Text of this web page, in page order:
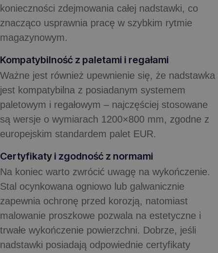
konieczności zdejmowania całej nadstawki, co
znacząco usprawnia pracę w szybkim rytmie
magazynowym.
Kompatybilność z paletami i regałami
Ważne jest również upewnienie się, że nadstawka
jest kompatybilna z posiadanym systemem
paletowym i regałowym – najczęściej stosowane
są wersje o wymiarach 1200×800 mm, zgodne z
europejskim standardem palet EUR.
Certyfikaty i zgodność z normami
Na koniec warto zwrócić uwagę na wykończenie.
Stal ocynkowana ogniowo lub galwanicznie
zapewnia ochronę przed korozją, natomiast
malowanie proszkowe pozwala na estetyczne i
trwałe wykończenie powierzchni. Dobrze, jeśli
nadstawki posiadają odpowiednie certyfikaty